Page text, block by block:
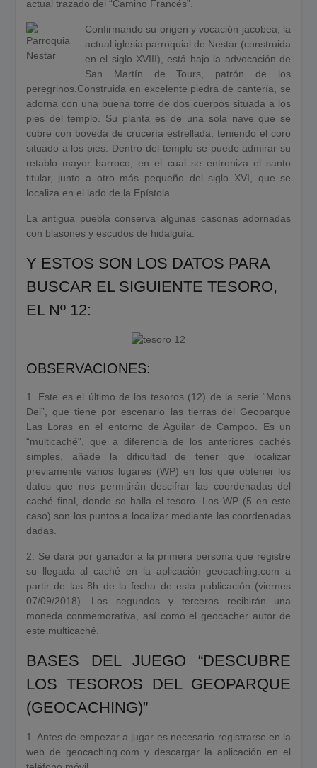
actual trazado del “Camino Francés”.
Confirmando su origen y vocación jacobea, la
actual iglesia parroquial de Nestar (construida
en el siglo XVIII), está bajo la advocación de
San Martín de Tours, patrón de los
peregrinos.Construida en excelente piedra de cantería, se
adorna con una buena torre de dos cuerpos situada a los
pies del templo. Su planta es de una sola nave que se
cubre con bóveda de crucería estrellada, teniendo el coro
situado a los pies. Dentro del templo se puede admirar su
retablo mayor barroco, en el cual se entroniza el santo
titular, junto a otro más pequeño del siglo XVI, que se
localiza en el lado de la Epístola.
La antigua puebla conserva algunas casonas adornadas
con blasones y escudos de hidalguía.
Y ESTOS SON LOS DATOS PARA
BUSCAR EL SIGUIENTE TESORO,
EL Nº 12:
OBSERVACIONES:
1. Este es el último de los tesoros (12) de la serie “Mons
Dei”, que tiene por escenario las tierras del Geoparque
Las Loras en el entorno de Aguilar de Campoo. Es un
“multicaché”, que a diferencia de los anteriores cachés
simples, añade la dificultad de tener que localizar
previamente varios lugares (WP) en los que obtener los
datos que nos permitirán descifrar las coordenadas del
caché final, donde se halla el tesoro. Los WP (5 en este
caso) son los puntos a localizar mediante las coordenadas
dadas.
2. Se dará por ganador a la primera persona que registre
su llegada al caché en la aplicación geocaching.com a
partir de las 8h de la fecha de esta publicación (viernes
07/09/2018). Los segundos y terceros recibirán una
moneda conmemorativa, así como el geocacher autor de
este multicaché.
BASES DEL JUEGO “DESCUBRE
LOS TESOROS DEL GEOPARQUE
(GEOCACHING)”
1. Antes de empezar a jugar es necesario registrarse en la
web de geocaching.com y descargar la aplicación en el